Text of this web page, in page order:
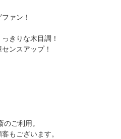
ァン！
きりな木目調！
ンスアップ！
ご利用。
もございます。